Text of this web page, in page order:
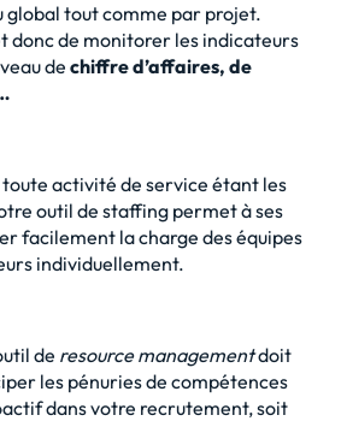
global tout comme par projet.
donc de monitorer les indicateurs
de chiffre d’affaires, de
toute activité de service étant les
outil de staffingpermet à ses
facilement la charge des équipes
individuellement.
de resource managementdoit
les pénuries de compétences
dans votre recrutement, soit